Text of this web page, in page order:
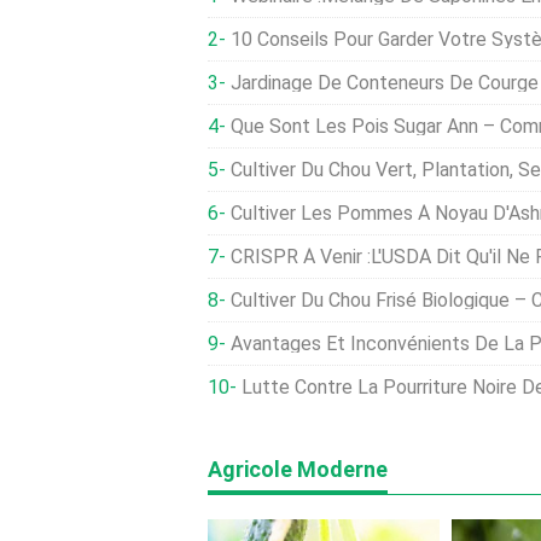
10 Conseils Pour Garder Votre Système
Jardinage De Conteneurs De Courge
Que Sont Les Pois Sugar Ann – Comment Faire
Cultiver Du Chou Vert, Plantation,
Cultiver Les Pommes À Noyau D'Ashmead
CRISPR À Venir :l'USDA Dit Qu'il Ne Réglementera
Cultiver Du Chou Frisé Biologique –
Avantages Et Inconvénients De La Perlite
Lutte Contre La Pourriture Noire Des Fraises
Agricole Moderne